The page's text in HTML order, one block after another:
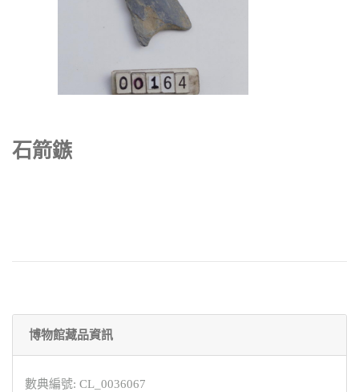
石箭鏃
博物館藏品資訊
數典編號: CL_0036067